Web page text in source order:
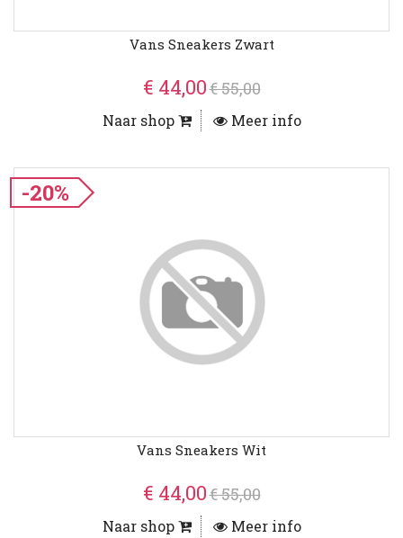
Vans Sneakers Zwart
€ 44,00€ 55,00
Naar shop Meer info
-20%
Vans Sneakers Wit
€ 44,00€ 55,00
Naar shop Meer info